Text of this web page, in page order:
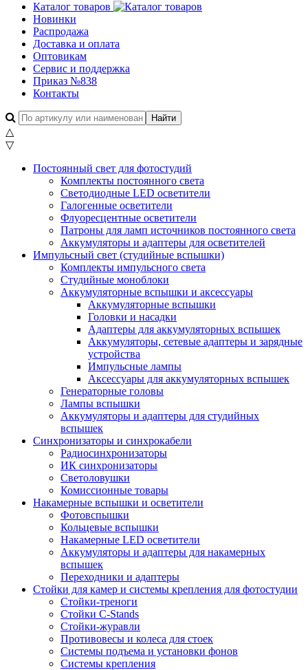
Каталог товаров
Новинки
Распродажа
Доставка и оплата
Оптовикам
Сервис и поддержка
Приказ №838
Контакты
△
▽
Постоянный свет для фотостудий
Комплекты постоянного света
Светодиодные LED осветители
Галогенные осветители
Флуоресцентные осветители
Патроны для ламп источников постоянного света
Аккумуляторы и адаптеры для осветителей
Импульсный свет (студийные вспышки)
Комплекты импульсного света
Студийные моноблоки
Аккумуляторные вспышки и аксессуары
Аккумуляторные вспышки
Головки и насадки
Адаптеры для аккумуляторных вспышек
Аккумуляторы, сетевые адаптеры и зарядные
устройства
Импульсные лампы
Аксессуары для аккумуляторных вспышек
Генераторные головы
Лампы вспышки
Аккумуляторы и адаптеры для студийных
вспышек
Синхронизаторы и синхрокабели
Радиосинхронизаторы
ИК синхронизаторы
Светоловушки
Комиссионные товары
Накамерные вспышки и осветители
Фотовспышки
Кольцевые вспышки
Накамерные LED осветители
Аккумуляторы и адаптеры для накамерных
вспышек
Переходники и адаптеры
Стойки для камер и системы крепления для фотостудии
Стойки-треноги
Стойки C-Stands
Стойки-журавли
Противовесы и колеса для стоек
Системы подъема и установки фонов
Системы крепления